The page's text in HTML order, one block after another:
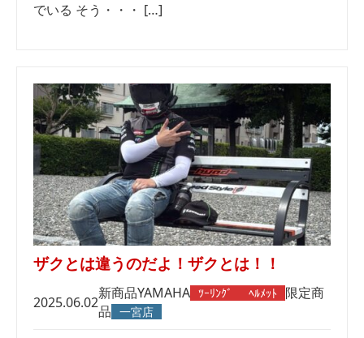
でいる そう・・・ […]
ザクとは違うのだよ！ザクとは！！
2025.06.02
新商品YAMAHA ﾂｰﾘﾝｸﾞ ﾍﾙﾒｯﾄ
限定商
品 一宮店